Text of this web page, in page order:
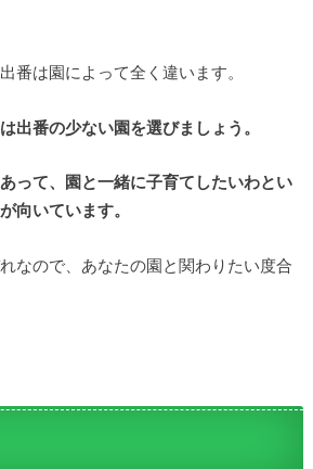
番は園によって全く違います。
出番の少ない園を選びましょう。
って、園と一緒に子育てしたいわとい
向いています。
なので、あなたの園と関わりたい度合